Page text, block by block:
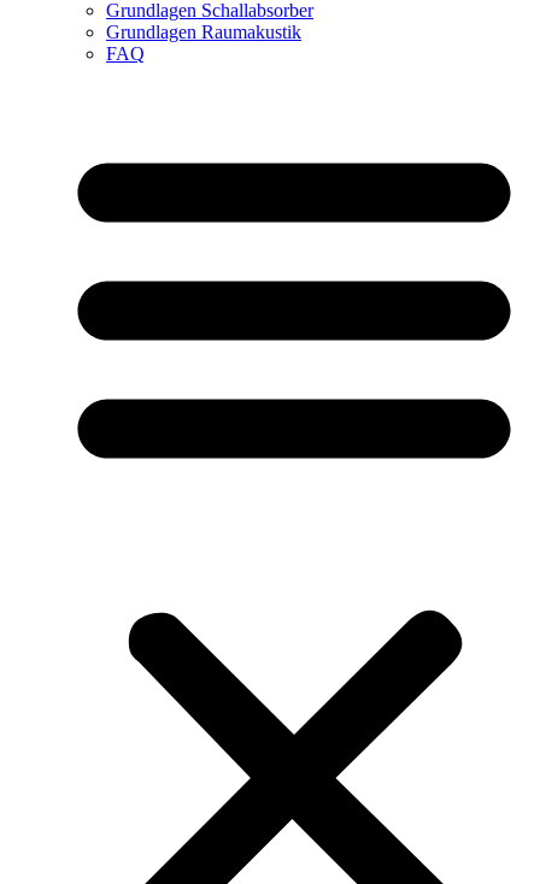
Grundlagen Schallabsorber
Grundlagen Raumakustik
FAQ